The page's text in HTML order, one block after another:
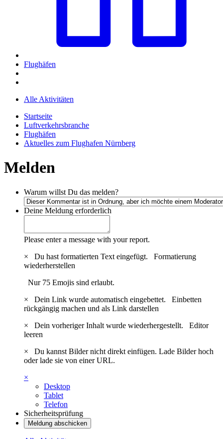
Flughäfen
Alle Aktivitäten
Startseite
Luftverkehrsbranche
Flughäfen
Aktuelles zum Flughafen Nürnberg
Melden
Warum willst Du das melden?
Deine Meldung erforderlich
Please enter a message with your report.
×
Du hast formatierten Text eingefügt. Formatierung
wiederherstellen
Nur 75 Emojis sind erlaubt.
×
Dein Link wurde automatisch eingebettet. Einbetten
rückgängig machen und als Link darstellen
×
Dein vorheriger Inhalt wurde wiederhergestellt. Editor
leeren
×
Du kannst Bilder nicht direkt einfügen. Lade Bilder hoch
oder lade sie von einer URL.
×
Desktop
Tablet
Telefon
Sicherheitsprüfung
Meldung abschicken